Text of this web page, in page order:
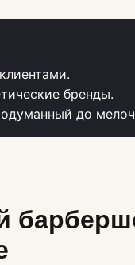
бренды.
до